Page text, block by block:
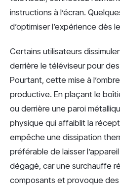
instructions à l’écran.
d’optimiser l’expérience dès
Certains utilisateurs
derrière le téléviseur pour
Pourtant, cette mise à
productive. En plaçant le
ou derrière une paroi
physique qui affaiblit la
empêche une dissipation
préférable de laisser
dégagé, car une surchauffe
composants et provoque